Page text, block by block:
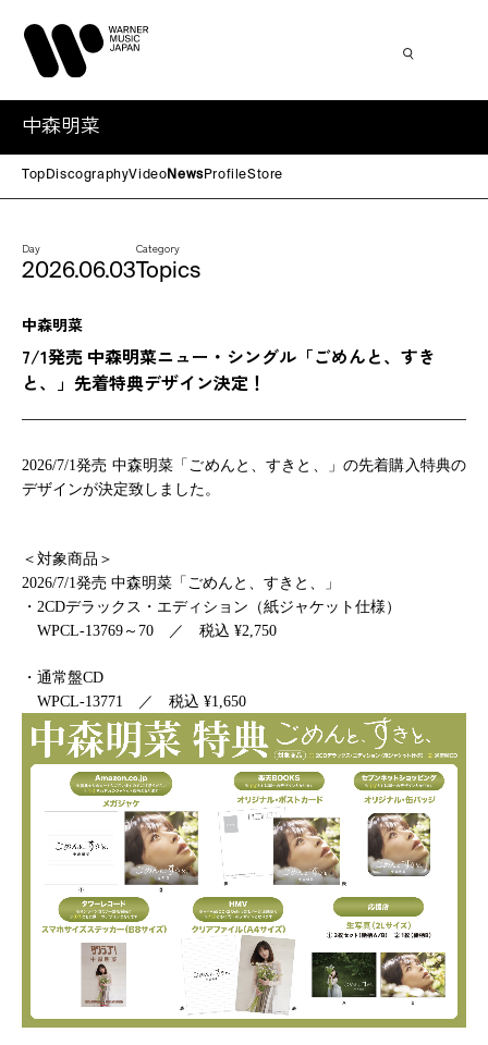
中森明菜
Top DiscographyVideo NewsProfileStore
Day
2026.06.03
Category
Topics
中森明菜
7/1発売 中森明菜ニュー・シングル「ごめんと、すき
と、」先着特典デザイン決定！
2026/7/1発売 中森明菜「ごめんと、すきと、」の先着購入特典の
デザインが決定致しました。
＜対象商品＞
2026/7/1発売 中森明菜「ごめんと、すきと、」
・2CDデラックス・エディション（紙ジャケット仕様）
WPCL-13769～70 ／ 税込 ¥2,750
・通常盤CD
WPCL-13771 ／ 税込 ¥1,650